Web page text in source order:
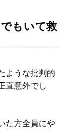
もいて救
ような批判的
直意外でし
た方全員にや